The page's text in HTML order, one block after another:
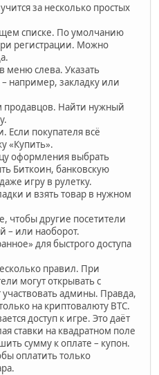
за несколько простых
списке. По умолчанию
регистрации. Можно
меню слева. Указать
например, закладку или
продавцов. Найти нужный
Если покупателя всё
«Купить».
оформления выбрать
Биткоин, банковскую
игру в рулетку.
и взять товар в нужном
чтобы другие посетители
– или наоборот.
для быстрого доступа
правил. При
могут открывать с
админы. Правда,
на криптовалюту BTC.
доступ к игре. Это даёт
ставки на квадратном поле
сумму к оплате – купон.
оплатить только